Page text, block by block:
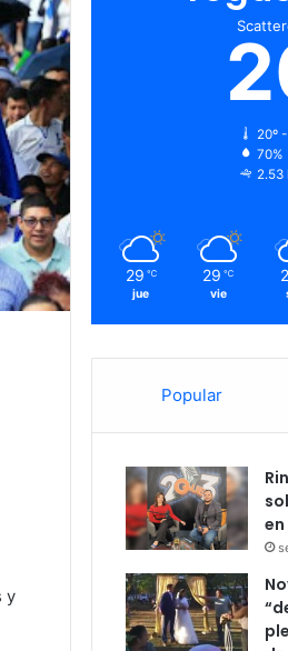
y
20º
70%
2.53
29 ℃
jue
29 ℃
vie
Popular
en